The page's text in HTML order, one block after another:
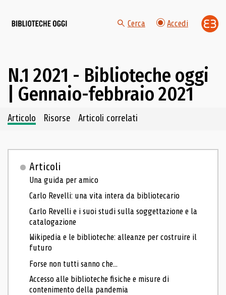
Cerca Accedi
N.1 2021 - Biblioteche oggi
| Gennaio-febbraio 2021
Navigazione dei contenuti del fascicolo
Articolo Risorse Articoli correlati
Articoli
Una guida per amico
Carlo Revelli: una vita intera da bibliotecario
Carlo Revelli e i suoi studi sulla soggettazione e la
catalogazione
Wikipedia e le biblioteche: alleanze per costruire il
futuro
Forse non tutti sanno che...
Accesso alle biblioteche fisiche e misure di
contenimento della pandemia